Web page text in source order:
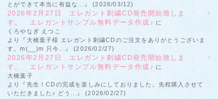
とができて本当に有益な...』 (2026/03/12)
2026年2月27日 エレガント刺繍CD発売開始致しま
す。 エレガントサンプル無料データ作成♪ に
くろやなぎ えつこ
より『大橋葉子様 エレガント刺繍CDのご注文をありがとうございま
す。m(__)m 只今...』 (2026/02/27)
2026年2月27日 エレガント刺繍CD発売開始致しま
す。 エレガントサンプル無料データ作成♪ に
大橋葉子
より『先生！CDの完成を楽しみにしておりました。先程購入させて
いただきました♪ どう...』 (2026/02/27)